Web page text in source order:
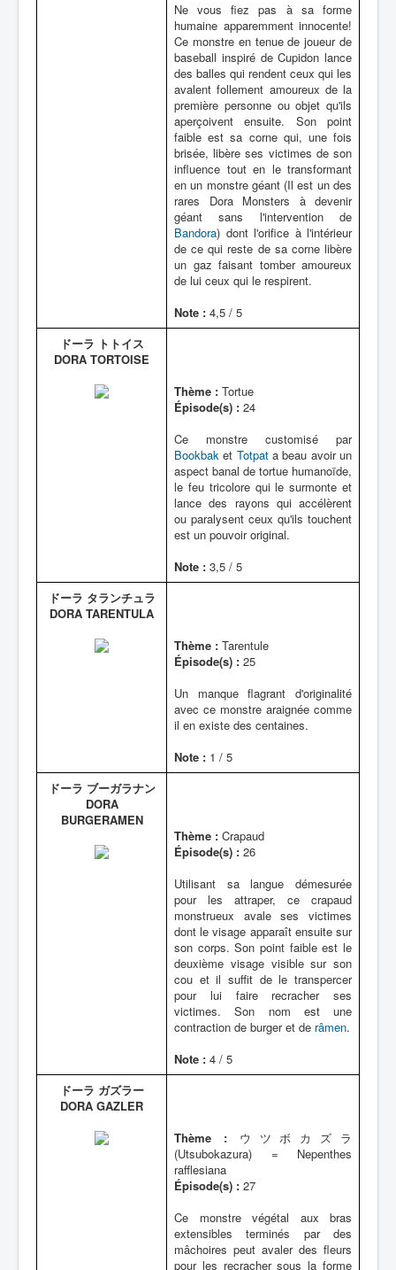
Ne vous fiez pas à sa forme
humaine apparemment innocente!
Ce monstre en tenue de joueur de
baseball inspiré de Cupidon lance
des balles qui rendent ceux qui les
avalent follement amoureux de la
première personne ou objet qu'ils
aperçoivent ensuite. Son point
faible est sa corne qui, une fois
brisée, libère ses victimes de son
influence tout en le transformant
en un monstre géant (Il est un des
rares Dora Monsters à devenir
géant sans l'intervention de
Bandora) dont l'orifice à l'intérieur
de ce qui reste de sa corne libère
un gaz faisant tomber amoureux
de lui ceux qui le respirent.
Note : 4,5 / 5
ドーラ トトイス
DORA TORTOISE
Thème : Tortue
Épisode(s) : 24
Ce monstre customisé par
Bookbak et Totpata beau avoir un
aspect banal de tortue humanoïde,
le feu tricolore qui le surmonte et
lance des rayons qui accélèrent
ou paralysent ceux qu'ils touchent
est un pouvoir original.
Note : 3,5 / 5
ドーラ タランチュラ
DORA TARENTULA
Thème : Tarentule
Épisode(s) : 25
Un manque flagrant d'originalité
avec ce monstre araignée comme
il en existe des centaines.
Note : 1 / 5
ドーラ ブーガラナン
DORA
BURGERAMEN
Thème : Crapaud
Épisode(s) : 26
Utilisant sa langue démesurée
pour les attraper, ce crapaud
monstrueux avale ses victimes
dont le visage apparaît ensuite sur
son corps. Son point faible est le
deuxième visage visible sur son
cou et il suffit de le transpercer
pour lui faire recracher ses
victimes. Son nom est une
contraction de burger et de râmen.
Note : 4 / 5
ドーラ ガズラー
DORA GAZLER
Thème :ウツボカズラ
(Utsubokazura) = Nepenthes
rafflesiana
Épisode(s) : 27
Ce monstre végétal aux bras
extensibles terminés par des
mâchoires peut avaler des fleurs
pour les recracher sous la forme